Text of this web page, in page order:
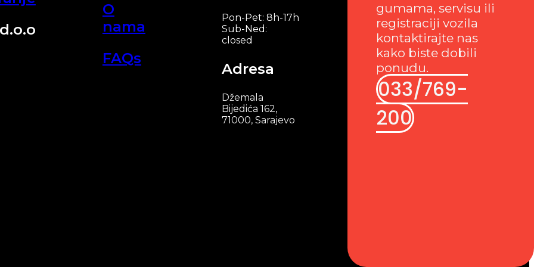
O
nama
FAQs
Pon-Pet: 8h-17h
Sub-Ned:
closed
Adresa
Džemala
Bijedića 162,
71000, Sarajevo
gumama, servisu ili
registraciji vozila
kontaktirajte nas
kako biste dobili
ponudu.
033/769-
200